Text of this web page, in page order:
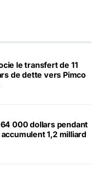
le transfert de 11
de dette vers Pimco
000 dollars pendant
1,2 milliard